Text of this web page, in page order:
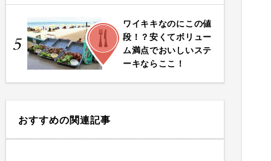
5
FOOD
ワイキキなのにこの値
段！？安くてボリュー
ム満点でおいしいステ
ーキならここ！
おすすめの関連記事